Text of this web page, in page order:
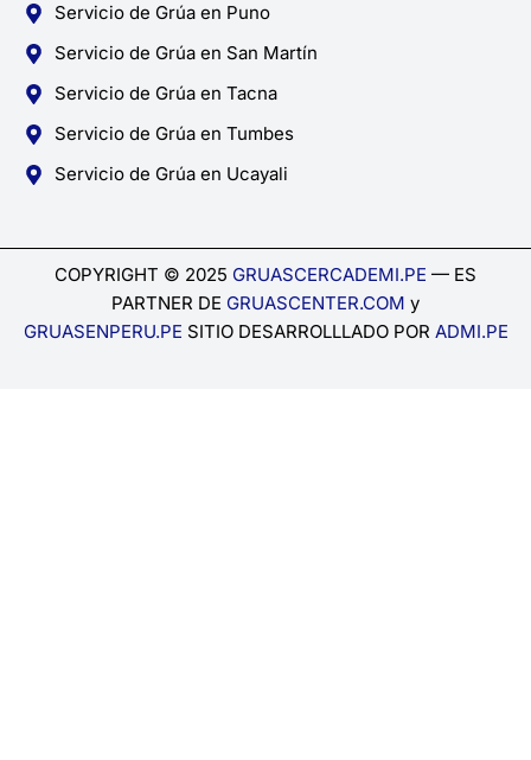
Servicio de Grúa en Puno
Servicio de Grúa en San Martín
Servicio de Grúa en Tacna
Servicio de Grúa en Tumbes
Servicio de Grúa en Ucayali
COPYRIGHT © 2025 GRUASCERCADEMI.PE — ES
PARTNER DE GRUASCENTER.COM y
GRUASENPERU.PE SITIO DESARROLLLADO POR ADMI.PE